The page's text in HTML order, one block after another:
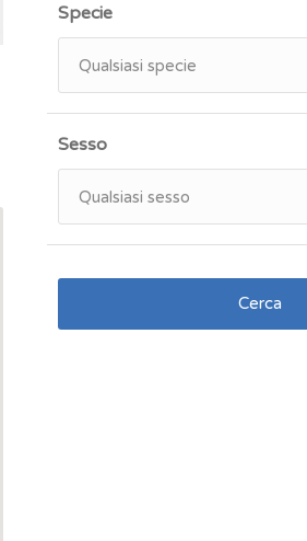
Specie
Qualsiasi specie
Sesso
Qualsiasi sesso
Cerca